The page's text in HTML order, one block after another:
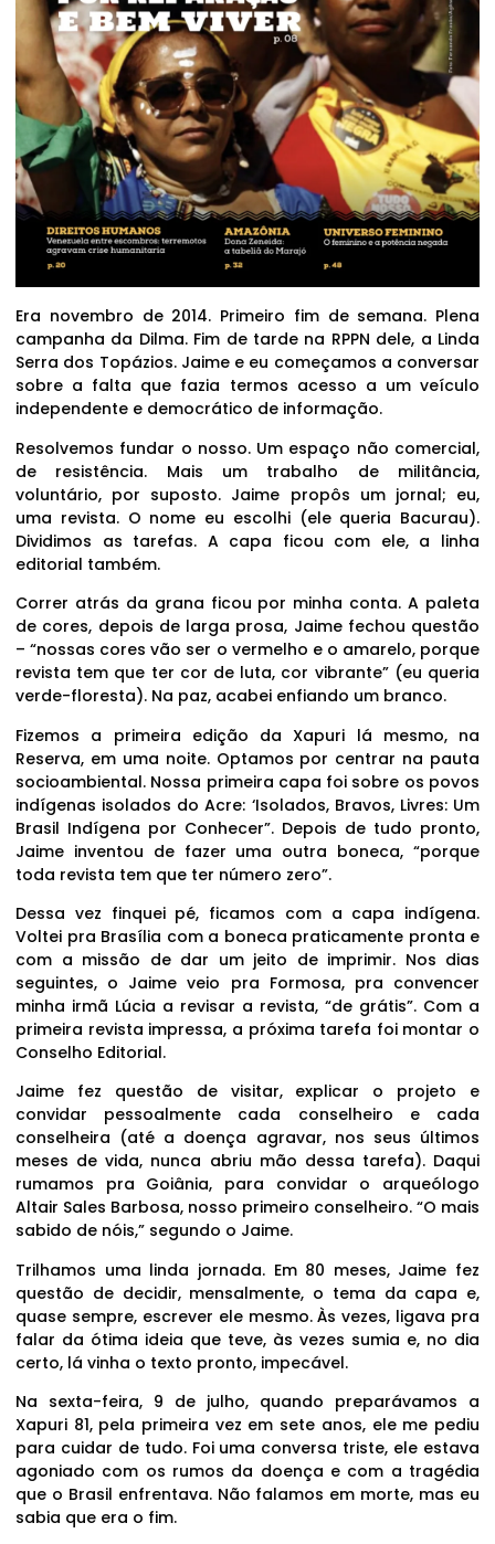
Era novembro de 2014. Primeiro fim de semana. Plena
campanha da Dilma. Fim de tarde na RPPN dele, a Linda
Serra dos Topázios. Jaime e eu começamos a conversar
sobre a falta que fazia termos acesso a um veículo
independente e democrático de informação.
Resolvemos fundar o nosso. Um espaço não comercial,
de resistência. Mais um trabalho de militância,
voluntário, por suposto. Jaime propôs um jornal; eu,
uma revista. O nome eu escolhi (ele queria Bacurau).
Dividimos as tarefas. A capa ficou com ele, a linha
editorial também.
Correr atrás da grana ficou por minha conta. A paleta
de cores, depois de larga prosa, Jaime fechou questão
– “nossas cores vão ser o vermelho e o amarelo, porque
revista tem que ter cor de luta, cor vibrante” (eu queria
verde-floresta). Na paz, acabei enfiando um branco.
Fizemos a primeira edição da Xapuri lá mesmo, na
Reserva, em uma noite. Optamos por centrar na pauta
socioambiental. Nossa primeira capa foi sobre os povos
indígenas isolados do Acre: ‘Isolados, Bravos, Livres: Um
Brasil Indígena por Conhecer”. Depois de tudo pronto,
Jaime inventou de fazer uma outra boneca, “porque
toda revista tem que ter número zero”.
Dessa vez finquei pé, ficamos com a capa indígena.
Voltei pra Brasília com a boneca praticamente pronta e
com a missão de dar um jeito de imprimir. Nos dias
seguintes, o Jaime veio pra Formosa, pra convencer
minha irmã Lúcia a revisar a revista, “de grátis”. Com a
primeira revista impressa, a próxima tarefa foi montar o
Conselho Editorial.
Jaime fez questão de visitar, explicar o projeto e
convidar pessoalmente cada conselheiro e cada
conselheira (até a doença agravar, nos seus últimos
meses de vida, nunca abriu mão dessa tarefa). Daqui
rumamos pra Goiânia, para convidar o arqueólogo
Altair Sales Barbosa, nosso primeiro conselheiro. “O mais
sabido de nóis,” segundo o Jaime.
Trilhamos uma linda jornada. Em 80 meses, Jaime fez
questão de decidir, mensalmente, o tema da capa e,
quase sempre, escrever ele mesmo. Às vezes, ligava pra
falar da ótima ideia que teve, às vezes sumia e, no dia
certo, lá vinha o texto pronto, impecável.
Na sexta-feira, 9 de julho, quando preparávamos a
Xapuri 81, pela primeira vez em sete anos, ele me pediu
para cuidar de tudo. Foi uma conversa triste, ele estava
agoniado com os rumos da doença e com a tragédia
que o Brasil enfrentava. Não falamos em morte, mas eu
sabia que era o fim.